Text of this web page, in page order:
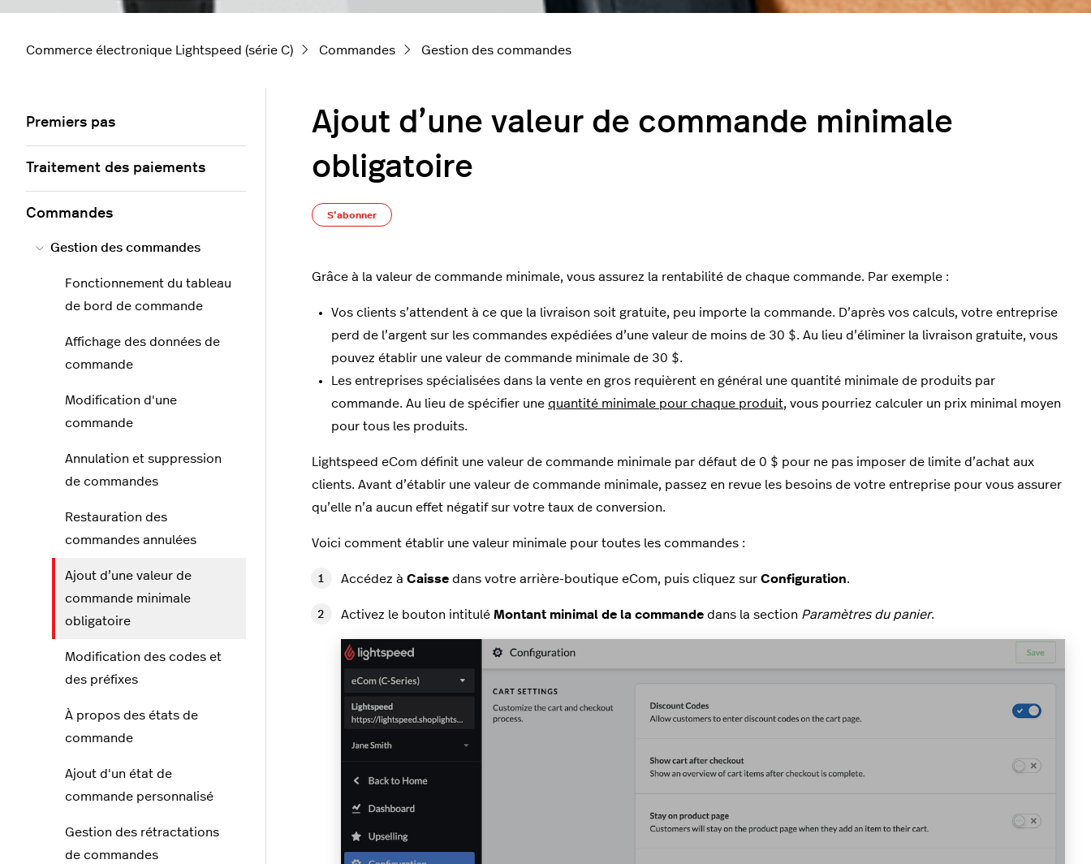
Commerce électronique Lightspeed (série C) Commandes Gestion des commandes
Ajout d’une valeur de commande minimale
obligatoire
S’abonner
Grâce à la valeur de commande minimale, vous assurez la rentabilité de chaque commande. Par exemple :
Vos clients s’attendent à ce que la livraison soit gratuite, peu importe la commande. D’après vos calculs, votre entreprise
perd de l’argent sur les commandes expédiées d’une valeur de moins de 30 $. Au lieu d’éliminer la livraison gratuite, vous
pouvez établir une valeur de commande minimale de 30 $.
Les entreprises spécialisées dans la vente en gros requièrent en général une quantité minimale de produits par
commande. Au lieu de spécifier une quantité minimale pour chaque produit, vous pourriez calculer un prix minimal moyen
pour tous les produits.
Lightspeed eCom définit une valeur de commande minimale par défaut de 0 $ pour ne pas imposer de limite d’achat aux
clients. Avant d’établir une valeur de commande minimale, passez en revue les besoins de votre entreprise pour vous assurer
qu’elle n’a aucun effet négatif sur votre taux de conversion.
Voici comment établir une valeur minimale pour toutes les commandes :
Accédez à Caisse dans votre arrière-boutique eCom, puis cliquez sur Configuration.
Activez le bouton intitulé Montant minimal de la commande dans la section Paramètres du panier.
Premiers pas
Traitement des paiements
Commandes
Gestion des commandes
Fonctionnement du tableau
de bord de commande
Affichage des données de
commande
Modification d'une
commande
Annulation et suppression
de commandes
Restauration des
commandes annulées
Ajout d’une valeur de
commande minimale
obligatoire
Modification des codes et
des préfixes
À propos des états de
commande
Ajout d'un état de
commande personnalisé
Gestion des rétractations
de commandes